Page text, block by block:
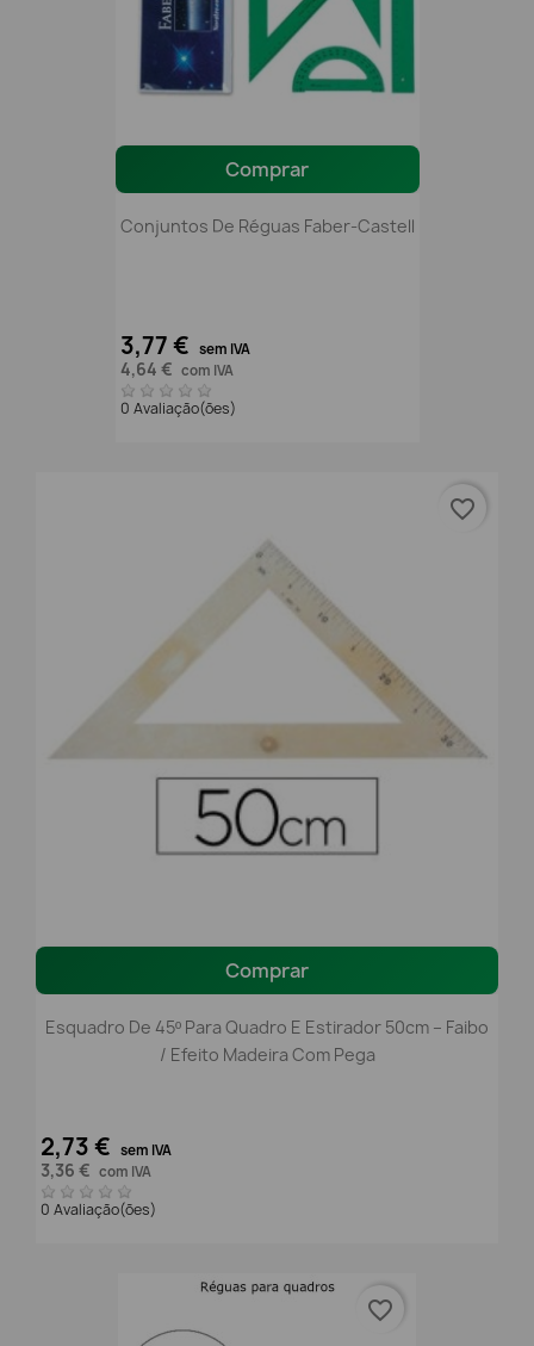
Comprar
Conjuntos De Réguas Faber-Castell
3,77 € sem IVA
4,64 € com IVA
0 Avaliação(ões)
Comprar
Esquadro De 45º Para Quadro E Estirador 50cm – Faibo
/ Efeito Madeira Com Pega
2,73 € sem IVA
3,36 € com IVA
0 Avaliação(ões)
favorite_border
favorite_border